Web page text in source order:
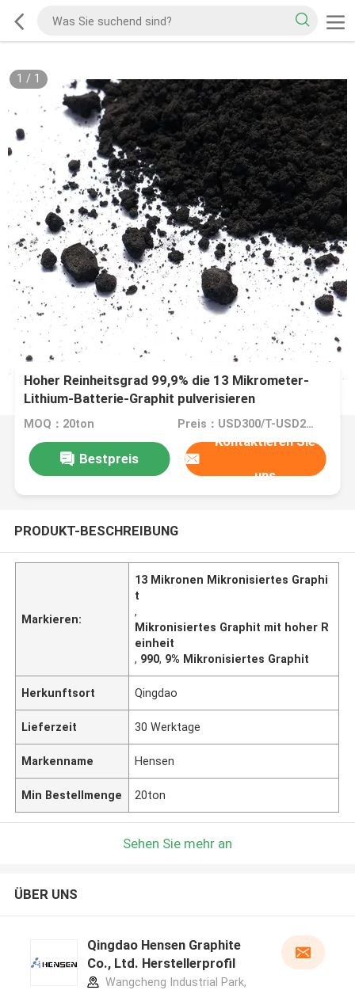
1 / 1
Hoher Reinheitsgrad 99,9% die 13 Mikrometer-
Lithium-Batterie-Graphit pulverisieren
mikronisierten Graphit
MOQ：20ton Preis：USD300/T-USD2000/T
Bestpreis
Kontaktieren Sie
uns
PRODUKT-BESCHREIBUNG
Markieren:
13 Mikronen Mikronisiertes Graphi
t
,
Mikronisiertes Graphit mit hoher R
einheit
, 990, 9% Mikronisiertes Graphit
Herkunftsort Qingdao
Lieferzeit 30 Werktage
Markenname Hensen
Min Bestellmenge 20ton
Sehen Sie mehr an
ÜBER UNS
Qingdao Hensen Graphite
Co., Ltd. Herstellerprofil
Wangcheng Industrial Park,